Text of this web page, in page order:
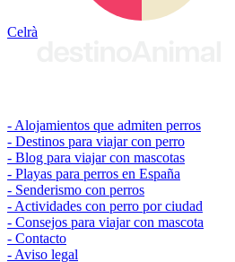
Celrà
Alojamientos que admiten perros
Destinos para viajar con perro
Blog para viajar con mascotas
Playas para perros en España
Senderismo con perros
Actividades con perro por ciudad
Consejos para viajar con mascota
Contacto
Aviso legal